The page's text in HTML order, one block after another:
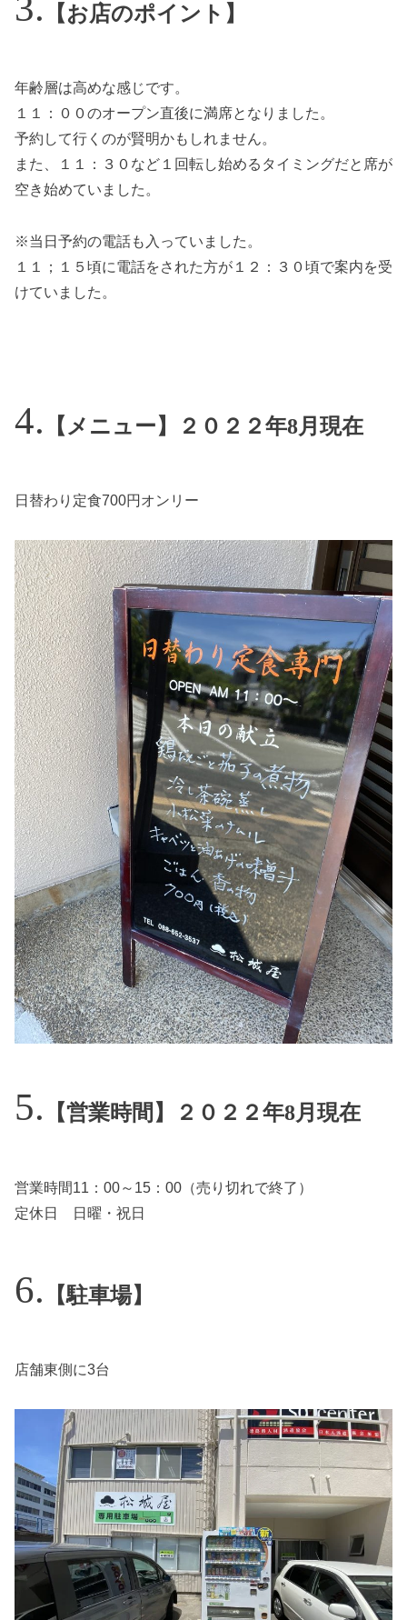
【お店のポイント】
年齢層は高めな感じです。
１１：００のオープン直後に満席となりました。
予約して行くのが賢明かもしれません。
また、１１：３０など１回転し始めるタイミングだと席が
空き始めていました。
※当日予約の電話も入っていました。
１１；１５頃に電話をされた方が１２：３０頃で案内を受
けていました。
【メニュー】２０２２年8月現在
日替わり定食700円オンリー
【営業時間】２０２２年8月現在
営業時間11：00～15：00（売り切れで終了）
定休日 日曜・祝日
【駐車場】
店舗東側に3台